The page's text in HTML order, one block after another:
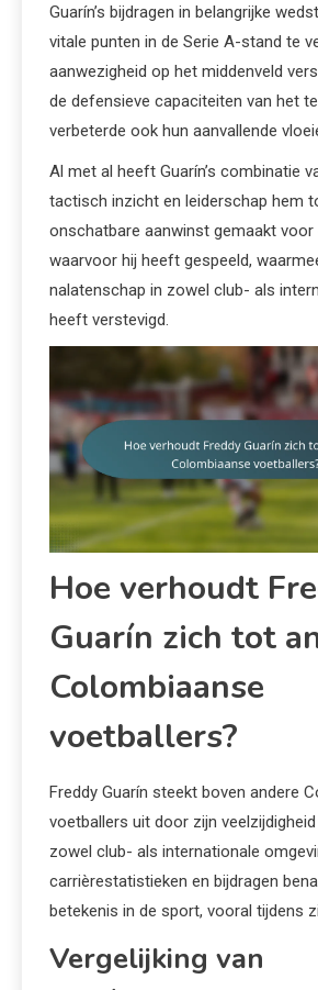
Guarín’s bijdragen in belangrijke
vitale punten in de Serie A-stand te
aanwezigheid op het middenveld
de defensieve capaciteiten van het
verbeterde ook hun aanvallende
Al met al heeft Guarín’s combinatie
tactisch inzicht en leiderschap hem
onschatbare aanwinst gemaakt voor
waarvoor hij heeft gespeeld,
nalatenschap in zowel club- als
heeft verstevigd.
Hoe verhoudt
Guarín zich tot
Colombiaanse
voetballers?
Freddy Guarín steekt boven andere
voetballers uit door zijn
zowel club- als internationale
carrièrestatistieken en bijdragen
betekenis in de sport, vooral tijdens
Vergelijking van